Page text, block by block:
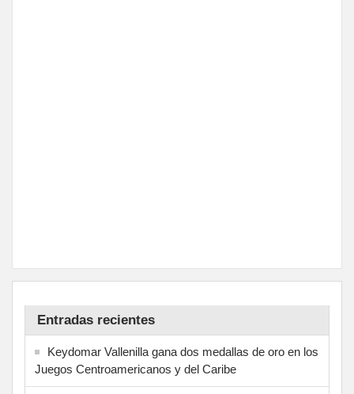
Entradas recientes
Keydomar Vallenilla gana dos medallas de oro en los
Juegos Centroamericanos y del Caribe